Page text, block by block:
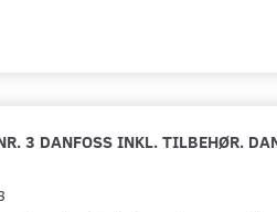
3 DANFOSS INKL. TILBEHØR.